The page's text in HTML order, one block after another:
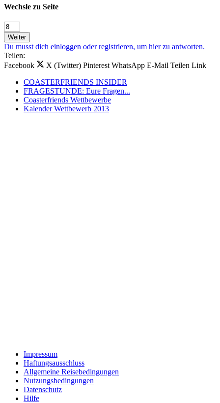
Wechsle zu Seite
Weiter
Du musst dich einloggen oder registrieren, um hier zu antworten.
Teilen:
Facebook
X (Twitter) Pinterest WhatsApp E-Mail Teilen Link
COASTERFRIENDS INSIDER
FRAGESTUNDE: Eure Fragen...
Coasterfriends Wettbewerbe
Kalender Wettbewerb 2013
Impressum
Haftungsausschluss
Allgemeine Reisebedingungen
Nutzungsbedingungen
Datenschutz
Hilfe